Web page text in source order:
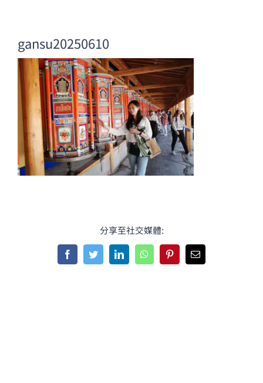
gansu20250610
分享至社交媒體:
FacebookTwitterLinkedInWhatsAppPinterestEmail